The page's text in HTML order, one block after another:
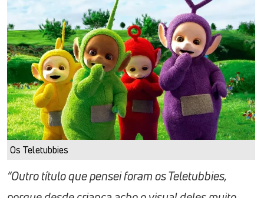
Os Teletubbies
“Outro título que pensei foram os Teletubbies,